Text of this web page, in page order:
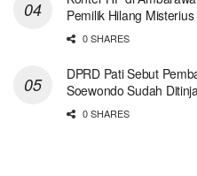
Pemilik Hilang Misterius
0 SHARES
DPRD Pati Sebut
Soewondo Sudah
0 SHARES